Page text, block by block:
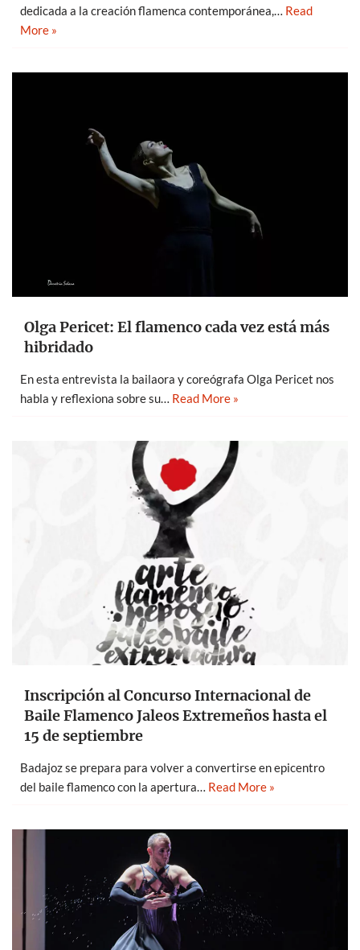
dedicada a la creación flamenca contemporánea,… Read
More »
Olga Pericet: El flamenco cada vez está más
hibridado
En esta entrevista la bailaora y coreógrafa Olga Pericet nos
habla y reflexiona sobre su… Read More »
Inscripción al Concurso Internacional de
Baile Flamenco Jaleos Extremeños hasta el
15 de septiembre
Badajoz se prepara para volver a convertirse en epicentro
del baile flamenco con la apertura… Read More »